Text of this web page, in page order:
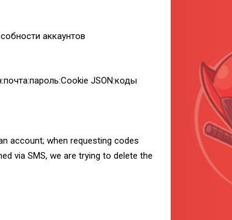
аккаунтов
JSON:коды
account; when requesting codes
via SMS, we are trying to delete the